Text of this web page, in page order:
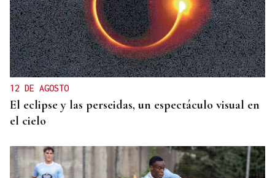
APUESTA POR LA VITICULTURA
Más de 620.000 euros para el Centro do Viño de
Ribadavia
12 DE AGOSTO
El eclipse y las perseidas, un espectáculo visual en
el cielo